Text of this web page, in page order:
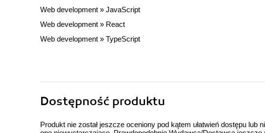
Web development » JavaScript
Web development » React
Web development » TypeScript
Dostępność produktu
Produkt nie został jeszcze oceniony pod kątem ułatwień dostępu lub